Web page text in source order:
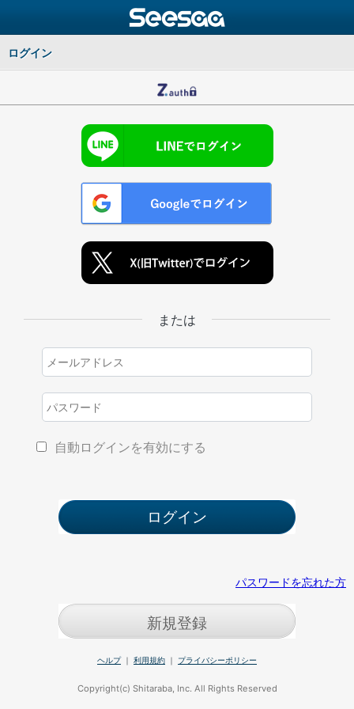
ログイン
または
自動ログインを有効にする
パスワードを忘れた方
新規登録
ヘルプ｜ 利用規約 ｜ プライバシーポリシー
Copyright(c) Shitaraba, Inc. All Rights Reserved